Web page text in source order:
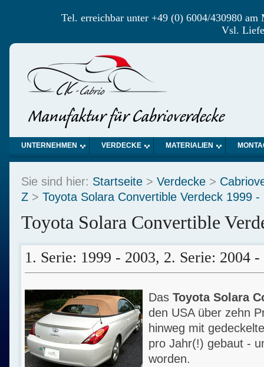
Tel. erreichbar unter +49 (0) 6004/430980
Vsl.
UNTERNEHMEN VERDECKE MATERIALIEN
Sie sind hier: Startseite > Verdecke >
Z > Toyota Solara Convertible Verdeck 1999 -
Toyota Solara Convertible
1. Serie: 1999 - 2003, 2. Serie: 2004 -
Das Toyota Solara
den USA über zehn
hinweg mit
pro Jahr(!) gebaut -
worden.